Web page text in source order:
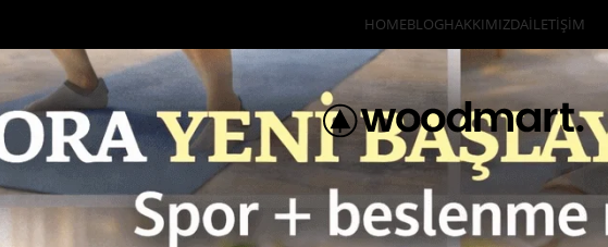
HOMEBLOGHAKKIMIZDAİLETIŞIM